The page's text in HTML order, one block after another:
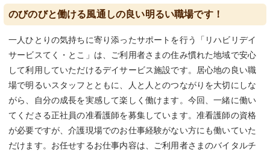
のびのびと働ける風通しの良い明るい職場です！
一人ひとりの気持ちに寄り添ったサポートを行う「リハビリデイ
サービスてく・とこ」は、ご利用者さまの住み慣れた地域で安心
して利用していただけるデイサービス施設です。居心地の良い職
場で明るいスタッフとともに、人と人とのつながりを大切にしな
がら、自分の成長を実感して楽しく働けます。今回、一緒に働い
てくださる正社員の准看護師を募集しています。准看護師の資格
が必要ですが、介護現場でのお仕事経験がない方にも働いていた
だけます。お任せするお仕事内容は、ご利用者さまのバイタルチ